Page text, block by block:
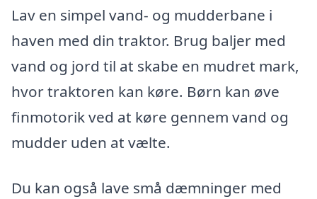
Lav en simpel vand- og mudderbane i
haven med din traktor. Brug baljer med
vand og jord til at skabe en mudret mark,
hvor traktoren kan køre. Børn kan øve
finmotorik ved at køre gennem vand og
mudder uden at vælte.
Du kan også lave små dæmninger med